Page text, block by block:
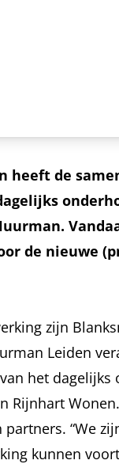
heeft de
de nieuwe
zijn
Leiden
het dagelijks
Rijnhart
“We
kunnen